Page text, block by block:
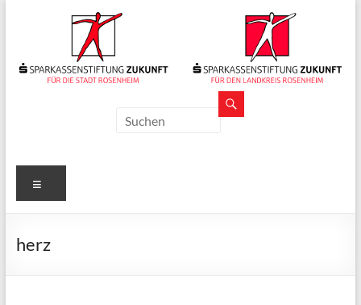
Sparkassenstiftungen
Für
Stadt
und
Rosenheim
herz